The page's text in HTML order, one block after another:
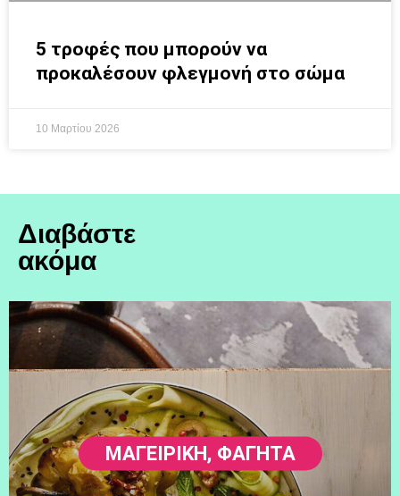
5 τροφές που μπορούν να
προκαλέσουν φλεγμονή στο σώμα
10 Μαρτίου 2026
Διαβάστε
ακόμα
ΜΑΓΕΙΡΙΚΗ, ΦΑΓΗΤΆ